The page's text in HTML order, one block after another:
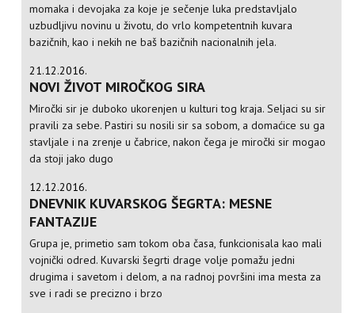
momaka i devojaka za koje je sečenje luka predstavljalo
uzbudljivu novinu u životu, do vrlo kompetentnih kuvara
bazičnih, kao i nekih ne baš bazičnih nacionalnih jela.
21.12.2016.
NOVI ŽIVOT MIROČKOG SIRA
Miročki sir je duboko ukorenjen u kulturi tog kraja. Seljaci su sir
pravili za sebe. Pastiri su nosili sir sa sobom, a domaćice su ga
stavljale i na zrenje u čabrice, nakon čega je miročki sir mogao
da stoji jako dugo
12.12.2016.
DNEVNIK KUVARSKOG ŠEGRTA: MESNE
FANTAZIJE
Grupa je, primetio sam tokom oba časa, funkcionisala kao mali
vojnički odred. Kuvarski šegrti drage volje pomažu jedni
drugima i savetom i delom, a na radnoj površini ima mesta za
sve i radi se precizno i brzo